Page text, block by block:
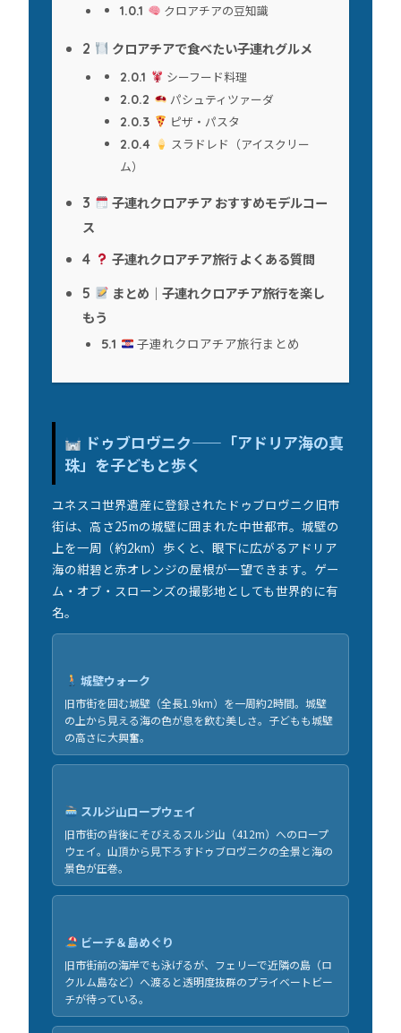
1.0.1 クロアチアの豆知識
2 クロアチアで食べたい子連れグルメ
2.0.1 シーフード料理
2.0.2 パシュティツァーダ
2.0.3 ピザ・パスタ
2.0.4
スラドレド（アイスクリー
ム）
3
子連れクロアチア おすすめモデルコー
ス
4 子連れクロアチア旅行 よくある質問
5
まとめ｜子連れクロアチア旅行を楽し
もう
5.1 子連れクロアチア旅行まとめ
ドゥブロヴニク——「アドリア海の真
珠」を子どもと歩く
ユネスコ世界遺産に登録されたドゥブロヴニク旧市
街は、高さ25mの城壁に囲まれた中世都市。城壁の
上を一周（約2km）歩くと、眼下に広がるアドリア
海の紺碧と赤オレンジの屋根が一望できます。ゲー
ム・オブ・スローンズの撮影地としても世界的に有
名。
城壁ウォーク
旧市街を囲む城壁（全長1.9km）を一周約2時間。城壁
の上から見える海の色が息を飲む美しさ。子どもも城壁
の高さに大興奮。
スルジ山ロープウェイ
旧市街の背後にそびえるスルジ山（412m）へのロープ
ウェイ。山頂から見下ろすドゥブロヴニクの全景と海の
景色が圧巻。
ビーチ＆島めぐり
旧市街前の海岸でも泳げるが、フェリーで近隣の島（ロ
クルム島など）へ渡ると透明度抜群のプライベートビー
チが待っている。